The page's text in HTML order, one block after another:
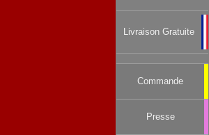
Livraison Gratuite
Commande
Presse